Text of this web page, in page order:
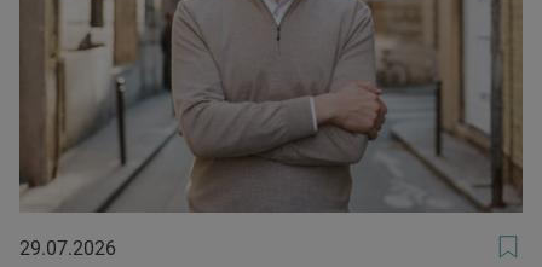
29.07.2026
29.07.2026